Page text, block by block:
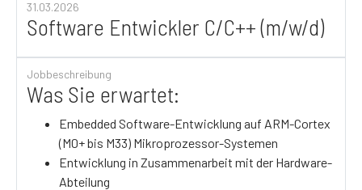
31.03.2026
Software Entwickler C/C++ (m/w/d)
Jobbeschreibung
Was Sie erwartet:
Embedded Software-Entwicklung auf ARM-Cortex
(M0+ bis M33) Mikroprozessor-Systemen
Entwicklung in Zusammenarbeit mit der Hardware-
Abteilung